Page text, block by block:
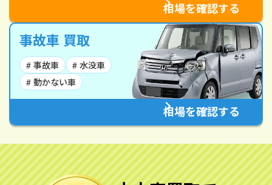
相場を確認する
事故車 買取
# 事故車
# 水没車
# 動かない車
相場を確認する